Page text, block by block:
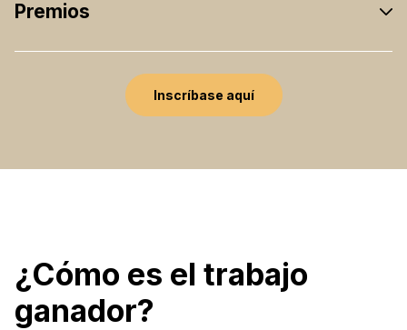
Premios
Inscríbase aquí
¿Cómo es el trabajo
ganador?